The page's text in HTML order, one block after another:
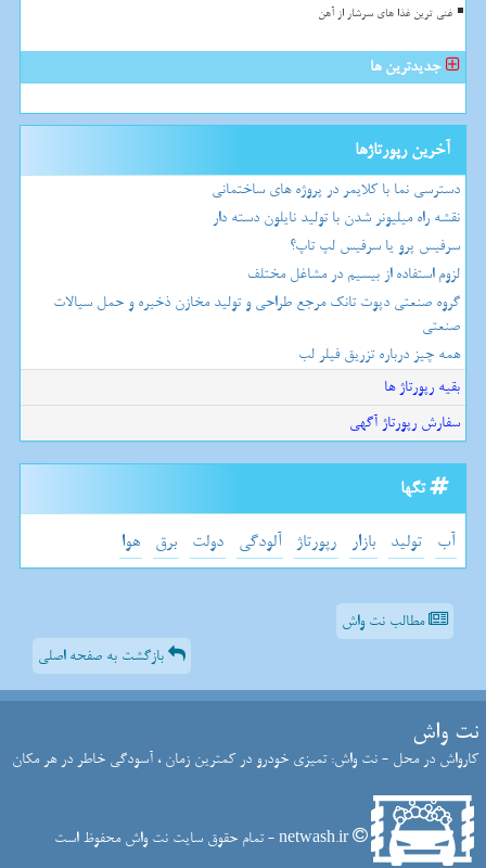
غنی ترین غذا های سرشار از آهن
جدیدترین ها
آخرین رپورتاژها
دسترسی نما با کلایمر در پروژه های ساختمانی
نقشه راه میلیونر شدن با تولید نایلون دسته دار
سرفیس پرو یا سرفیس لپ تاپ؟
لزوم استفاده از بیسیم در مشاغل مختلف
گروه صنعتی دپوت تانک مرجع طراحی و تولید مخازن ذخیره و حمل سیالات
صنعتی
همه چیز درباره تزریق فیلر لب
بقیه رپورتاژ ها
سفارش رپورتاژ آگهی
تگها
آب تولید بازار رپورتاژ آلودگی دولت برق هوا
مطالب نت واش
بازگشت به صفحه اصلی
نت واش
کارواش در محل - نت واش: تمیزی خودرو در کمترین زمان ، آسودگی خاطر در هر مکان
netwash.ir - تمام حقوق سایت نت واش محفوظ است